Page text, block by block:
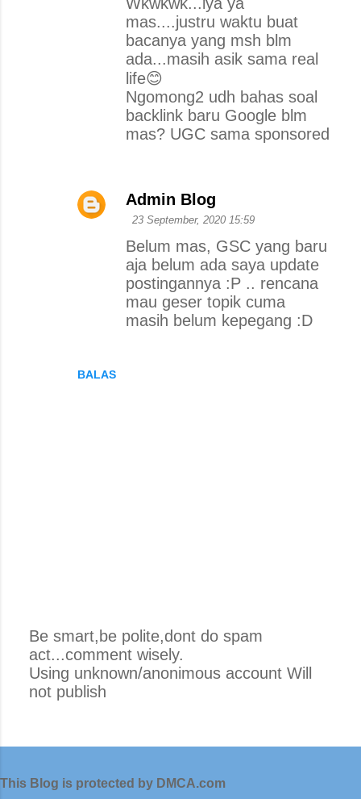
BALAS
Wkwkwk...iya ya
mas....justru waktu buat
bacanya yang msh blm
ada...masih asik sama real
life😊
Ngomong2 udh bahas soal
backlink baru Google blm
mas? UGC sama sponsored
Admin Blog
23 September, 2020 15:59
Belum mas, GSC yang baru
aja belum ada saya update
postingannya :P .. rencana
mau geser topik cuma
masih belum kepegang :D
P
o
s
n
K
Be smart,be polite,dont do spam
act...comment wisely.
Using unknown/anonimous account Will
not publish
This Blog is protected by DMCA.com